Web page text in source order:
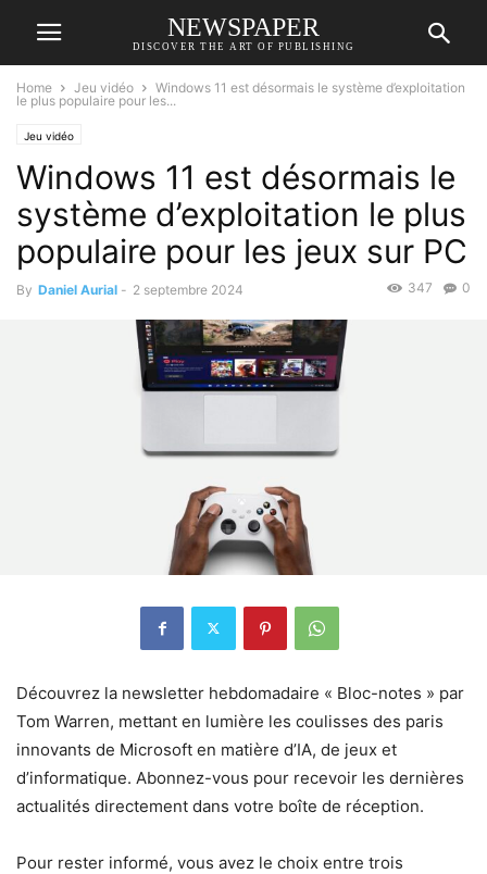
NEWSPAPER
DISCOVER THE ART OF PUBLISHING
Home Jeu vidéo
Windows 11 est désormais le système d’exploitation
le plus populaire pour les...
Jeu vidéo
Windows 11 est désormais le
système d’exploitation le plus
populaire pour les jeux sur PC
By Daniel Aurial - 2 septembre 2024 0
347
Découvrez la newsletter hebdomadaire « Bloc-notes » par
Tom Warren, mettant en lumière les coulisses des paris
innovants de Microsoft en matière d’IA, de jeux et
d’informatique. Abonnez-vous pour recevoir les dernières
actualités directement dans votre boîte de réception.
Pour rester informé, vous avez le choix entre trois